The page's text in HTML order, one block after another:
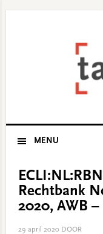
MENU
Rechtbank
2020, AWB –
29 april 2020 DOOR